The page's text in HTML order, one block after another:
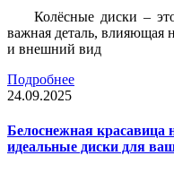
Колёсные диски –
важная деталь, влияющая
и внешний вид
Подробнее
24.09.2025
Белоснежная красавица
идеальные диски для